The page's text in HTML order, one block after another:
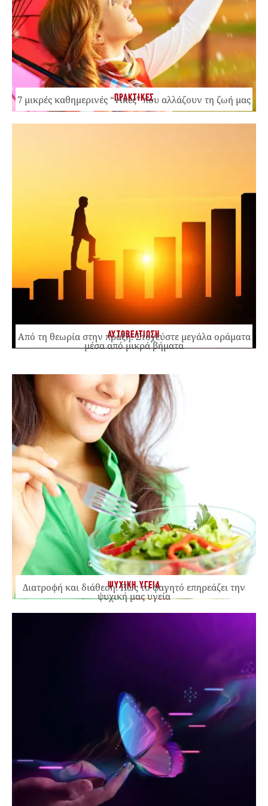
ΠΡΑΚΤΙΚΕΣ
7 μικρές καθημερινές “νίκες” που αλλάζουν τη ζωή μας
ΑΥΤΟΒΕΛΤΙΩΣΗ
Από τη θεωρία στην πράξη: Στοχεύστε μεγάλα οράματα
μέσα από μικρά βήματα
ΨΥΧΙΚΗ ΥΓΕΙΑ
Διατροφή και διάθεση: Πώς το φαγητό επηρεάζει την
ψυχική μας υγεία